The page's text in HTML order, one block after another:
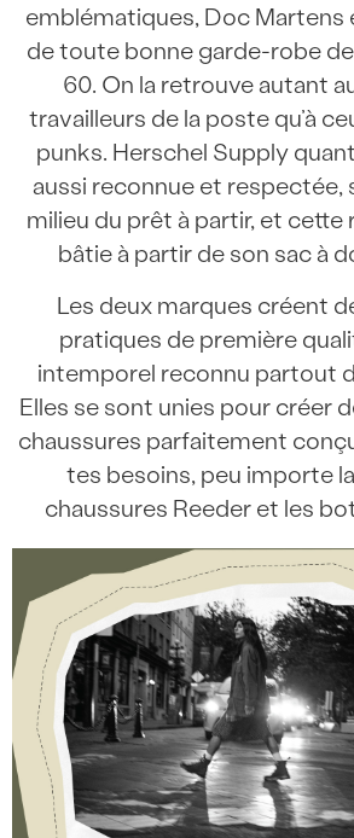
emblématiques, Doc Martens
de toute bonne garde-robe
60. On la retrouve autant
travailleurs de la poste qu’à
punks. Herschel Supply
aussi reconnue et respectée,
milieu du prêt à partir, et cette
bâtie à partir de son sac à
Les deux marques créent
pratiques de première
intemporel reconnu partout
Elles se sont unies pour créer
chaussures parfaitement
tes besoins, peu importe
chaussures Reeder et les